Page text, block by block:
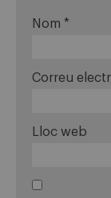
Nom *
Correu
Lloc web